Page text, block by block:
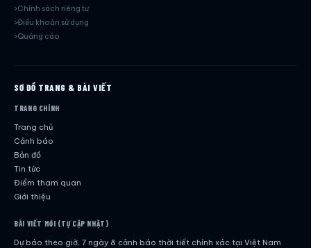
Chính sách riêng tư
Điều khoản sử dụng
Quảng cáo
SƠ ĐỒ TRANG & BÀI VIẾT
TRANG CHÍNH
Trang chủ
Cảnh báo
Bản đồ
Tin tức
Điểm tham quan
Giới thiệu
BÀI VIẾT MỚI (TỰ CẬP NHẬT)
Dự báo theo giờ, 7 ngày & cảnh báo thời tiết chính xác tại Việt Nam